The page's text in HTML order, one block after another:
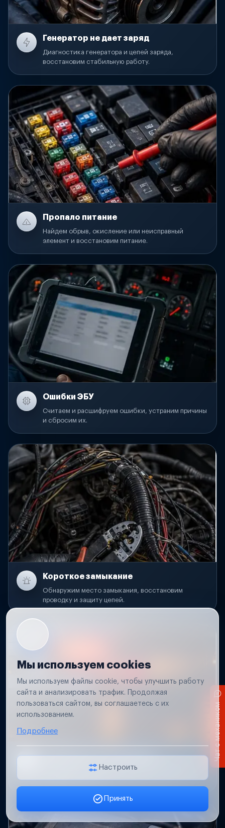
Генератор не дает заряд
Диагностика генератора и цепей заряда,
восстановим стабильную работу.
Пропало питание
Найдем обрыв, окисление или неисправный
элемент и восстановим питание.
Ошибки ЭБУ
Считаем и расшифруем ошибки, устраним причины
и сбросим их.
Короткое замыкание
Обнаружим место замыкания, восстановим
проводку и защиту цепей.
Не работает свет прицепа
Проверим проводку и разъемы, восстановим
освещение прицепа.
Мы используем cookies
Мы используем файлы cookie, чтобы улучшить работу
сайта и анализировать трафик. Продолжая
пользоваться сайтом, вы соглашаетесь с их
использованием.
Подробнее
Настроить
Принять
Заявка онлайн
Чат с механиком